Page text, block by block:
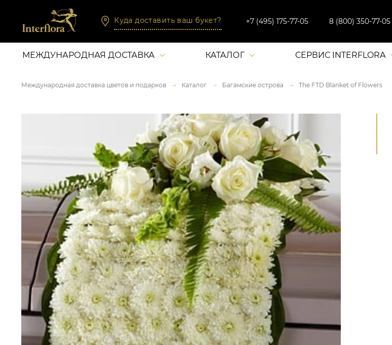
Куда доставить ваш букет? +7 (495) 175-77-05 8 (800) 350-77-05
МЕЖДУНАРОДНАЯ ДОСТАВКА КАТАЛОГ СЕРВИС INTERFLORA
Международная доставка цветов и подарков Каталог Багамские острова The FTD Blanket of Flowers